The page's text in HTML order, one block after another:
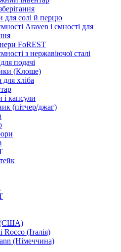
для солі й перцю
Araven і ємності для
FoREST
з нержавіючої сталі
подачі
(Клоше)
хліба
капсули
(пітчер/джаг)
(США)
(Італія)
(Німеччина)